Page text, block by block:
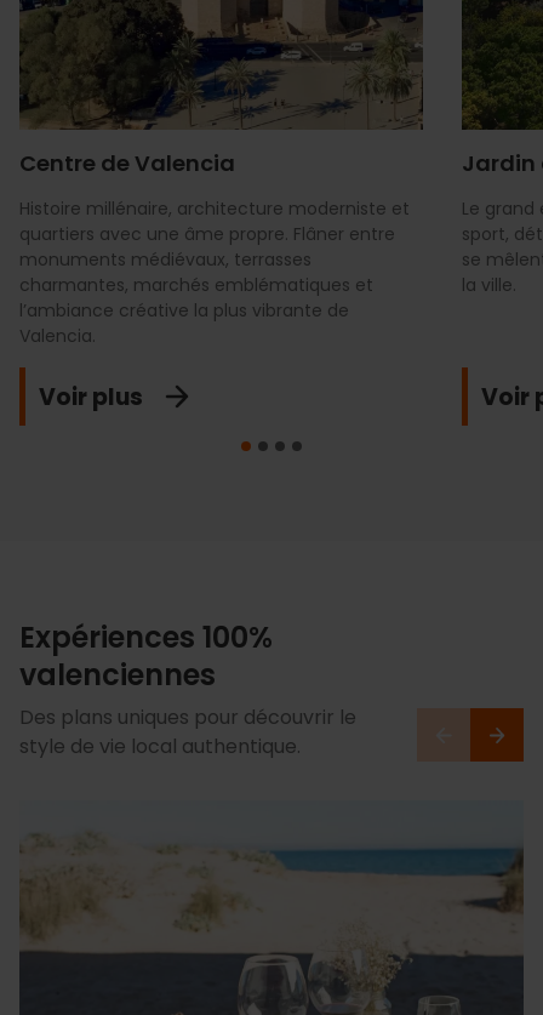
Centre de Valencia
Histoire millénaire, architecture moderniste et
quartiers avec une âme propre. Flâner entre
monuments médiévaux, terrasses
charmantes, marchés emblématiques et
l’ambiance créative la plus vibrante de
Valencia.
Voir plus
Jardin
Le
sport,
se
la ville.
Voir
Expériences 100%
valenciennes
Des plans uniques pour découvrir le
style de vie local authentique.